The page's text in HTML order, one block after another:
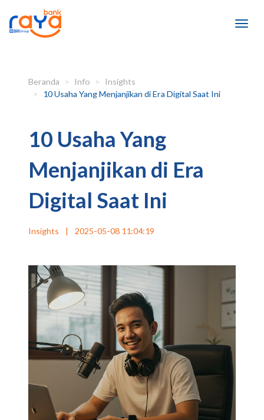
Beranda Info
Insights
10 Usaha Yang Menjanjikan di Era Digital Saat Ini
10 Usaha Yang
Menjanjikan di Era
Digital Saat Ini
Insights | 2025-05-08 11:04:19